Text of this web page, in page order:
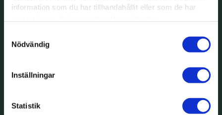
information som du har tillhandahållit eller som de har
Nödvändig
Inställningar
Statistik